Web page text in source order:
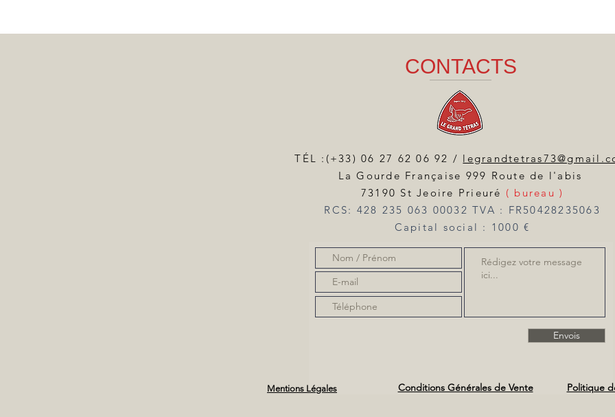
CONTACTS
TÉL :(+33) 06 27 62 06 92 /
La Gourde Française 999 Route de l'abis
73190 St Jeoire Prieuré ( bureau )
RCS: 428 235 063 00032 TVA : FR50428235063
Capital social : 1000 €
Envois
Conditions Générales de Vente Politique
Mentions Légales